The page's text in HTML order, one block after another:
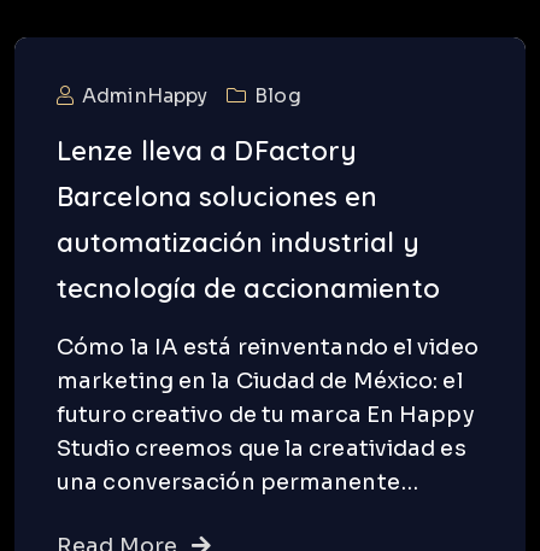
AdminHappy Blog
Lenze lleva a DFactory
Barcelona soluciones en
automatización industrial y
tecnología de accionamiento
Cómo la IA está reinventando el video
marketing en la Ciudad de México: el
futuro creativo de tu marca En Happy
Studio creemos que la creatividad es
una conversación permanente…